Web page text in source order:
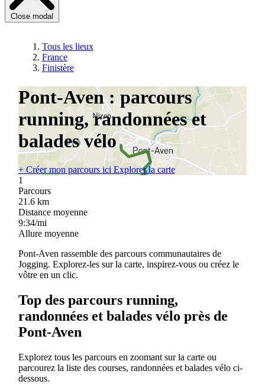
Close modal
Tous les lieux
France
Finistère
Pont-Aven : parcours
running, randonnées et
balades vélo
+Créer mon parcours ici Explorer la carte
1
Parcours
21.6 km
Distance moyenne
9:34/mi
Allure moyenne
Pont-Aven rassemble des parcours communautaires de
Jogging. Explorez-les sur la carte, inspirez-vous ou créez le
vôtre en un clic.
Top des parcours running,
randonnées et balades vélo près de
Pont-Aven
Explorez tous les parcours en zoomant sur la carte ou
parcourez la liste des courses, randonnées et balades vélo ci-
dessous.